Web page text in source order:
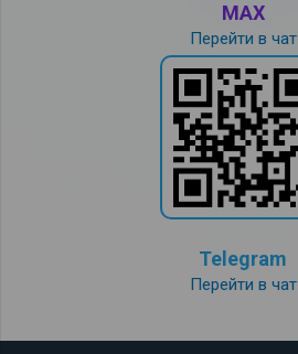
MAX
Перейти в чат
Telegram
Перейти в чат